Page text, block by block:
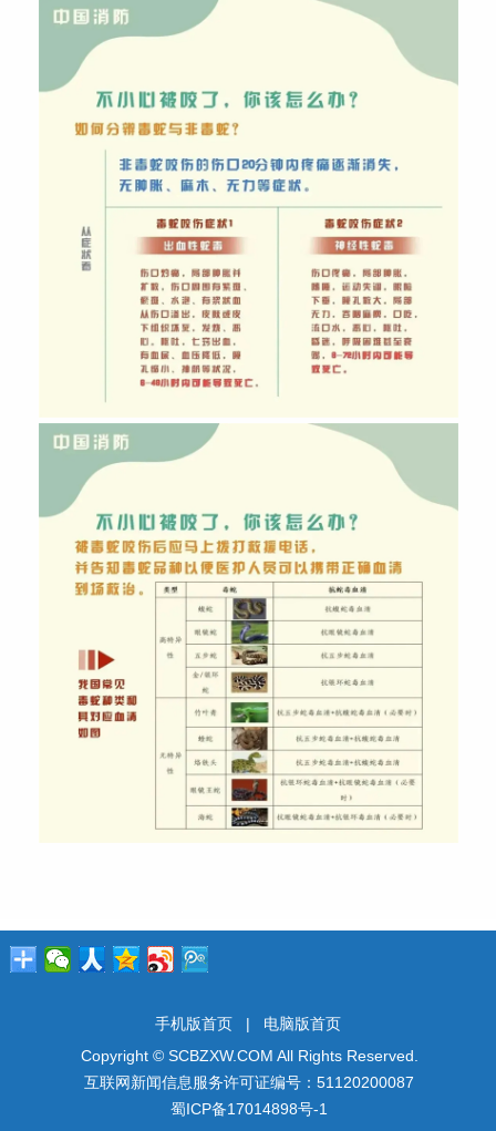
手机版首页 | 电脑版首页
Copyright © SCBZXW.COM All Rights Reserved.
互联网新闻信息服务许可证编号：51120200087
蜀ICP备17014898号-1